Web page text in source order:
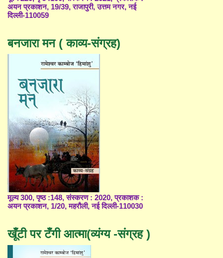
अयन प्रकाशन, 19/39, राजापुरी, उत्तम नगर, नई
दिल्ली-110059
बनजारा मन ( काव्य-संग्रह)
मूल्य 300, पृष्ठ :148, संस्करण : 2020, प्रकाशक :
अयन प्रकाशन, 1/20, महरौली, नई दिल्ली-110030
खूँटी पर टँगी आत्मा(व्यंग्य -संग्रह )